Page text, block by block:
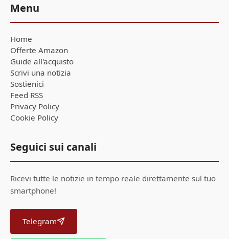
Menu
Home
Offerte Amazon
Guide all'acquisto
Scrivi una notizia
Sostienici
Feed RSS
Privacy Policy
Cookie Policy
Seguici sui canali
Ricevi tutte le notizie in tempo reale direttamente sul tuo
smartphone!
Telegram